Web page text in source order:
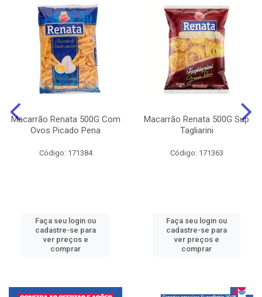
Macarrão Renata 500G Com
Ovos Picado Pena
Código: 171384
Faça seu login ou
cadastre-se para
ver preços e
comprar
Macarrão Renata 500G Sup
Tagliarini
Código: 171363
Faça seu login ou
cadastre-se para
ver preços e
comprar